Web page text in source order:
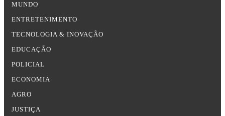
MUNDO
ENTRETENIMENTO
TECNOLOGIA & INOVAÇÃO
EDUCAÇÃO
POLICIAL
ECONOMIA
AGRO
JUSTIÇA